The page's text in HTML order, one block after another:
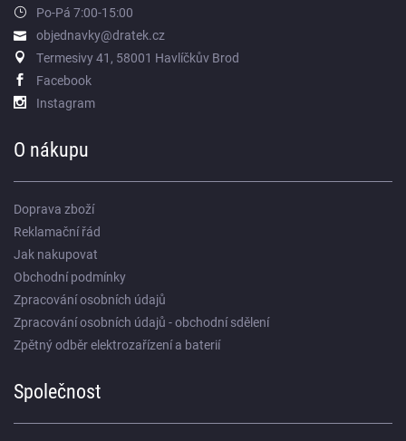
Po-Pá 7:00-15:00
objednavky@dratek.cz
Termesivy 41, 58001 Havlíčkův Brod
Facebook
Instagram
O nákupu
Doprava zboží
Reklamační řád
Jak nakupovat
Obchodní podmínky
Zpracování osobních údajů
Zpracování osobních údajů - obchodní sdělení
Zpětný odběr elektrozařízení a baterií
Společnost